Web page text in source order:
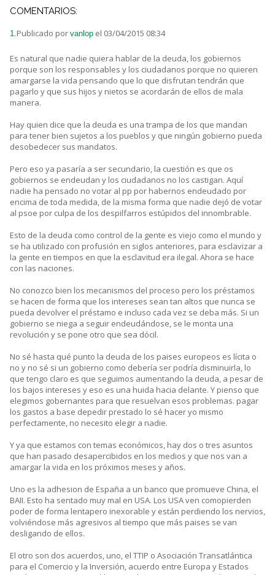
COMENTARIOS:
1.Publicado por vanlop el 03/04/2015 08:34
Es natural que nadie quiera hablar de la deuda, los gobiernos
porque son los responsables y los ciudadanos porque no quieren
amargarse la vida pensando que lo que disfrutan tendrán que
pagarlo y que sus hijos y nietos se acordarán de ellos de mala
manera.
Hay quien dice que la deuda es una trampa de los que mandan
para tener bien sujetos a los pueblos y que ningún gobierno pueda
desobedecer sus mandatos.
Pero eso ya pasaría a ser secundario, la cuestión es que os
gobiernos se endeudan y los ciudadanos no los castigan. Aquí
nadie ha pensado no votar al pp por habernos endeudado por
encima de toda medida, de la misma forma que nadie dejó de votar
al psoe por culpa de los despilfarros estúpidos del innombrable.
Esto de la deuda como control de la gente es viejo como el mundo y
se ha utilizado con profusión en siglos anteriores, para esclavizar a
la gente en tiempos en que la esclavitud era ilegal. Ahora se hace
con las naciones.
No conozco bien los mecanismos del proceso pero los préstamos
se hacen de forma que los intereses sean tan altos que nunca se
pueda devolver el préstamo e incluso cada vez se deba más. Si un
gobierno se niega a seguir endeudándose, se le monta una
revolución y se pone otro que sea dócil.
No sé hasta qué punto la deuda de los paises europeos es lícita o
no y no sé si un gobierno como debería ser podría disminuirla, lo
que tengo claro es que seguimos aumentando la deuda, a pesar de
los bajos intereses y eso es una huida hacia delante. Y pienso que
elegimos gobernantes para que resuelvan esos problemas. pagar
los gastos a base depedir prestado lo sé hacer yo mismo
perfectamente, no necesito elegir a nadie.
Y ya que estamos con temas económicos, hay dos o tres asuntos
que han pasado desapercibidos en los medios y que nos van a
amargar la vida en los próximos meses y años.
Uno es la adhesion de España a un banco que promueve China, el
BAII. Esto ha sentado muy mal en USA. Los USA ven comopierden
poder de forma lentapero inexorable y están perdiendo los nervios,
volviéndose más agresivos al tiempo que más paises se van
desligando de ellos.
El otro son dos acuerdos, uno, el TTIP o Asociación Transatlántica
para el Comercio y la Inversión, acuerdo entre Europa y Estados